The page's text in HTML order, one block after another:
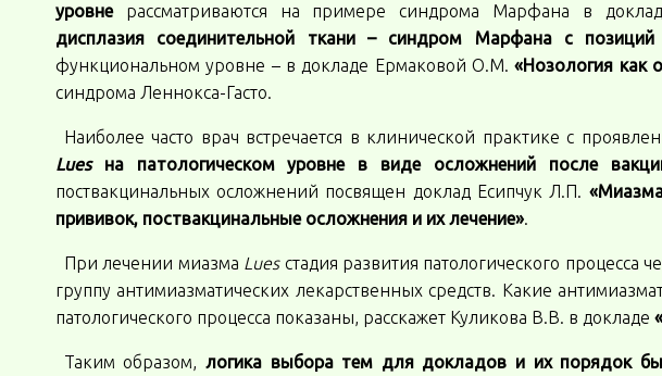
уровнерассматриваются на примере синдрома Марфана в
дисплазия соединительной ткани – синдром Марфана с
функциональном уровне – в докладе Ермаковой О.М.«Нозология как
синдрома Леннокса-Гасто.
Наиболее часто врач встречается в клинической практике с
Luesна патологическом уровне в виде осложнений после
поствакцинальных осложнений посвящен доклад Есипчук Л.П.
прививок, поствакцинальные осложнения и их лечение».
При лечении миазма Luesстадия развития патологического процесса
группу антимиазматических лекарственных средств. Какие
патологического процесса показаны, расскажет Куликова В.В. в докладе
Таким образом,логика выбора тем для докладов и их порядок